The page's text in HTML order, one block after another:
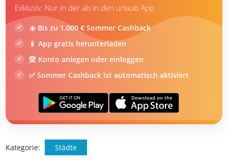
Exklusiv: Nur in der ab in den urlaub App
☀️ Bis zu 1.000 € Sommer Cashback
📱 App gratis herunterladen
🧝 Konto anlegen oder einloggen
✅ Sommer Cashback ist automatisch aktiviert
Kategorie: Städte